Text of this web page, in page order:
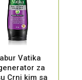
Vatika
za
Crni kim sa